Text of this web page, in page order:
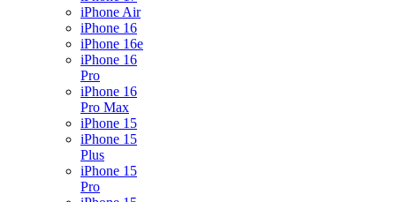
iPhone Air
iPhone 16
iPhone 16e
iPhone 16
Pro
iPhone 16
Pro Max
iPhone 15
iPhone 15
Plus
iPhone 15
Pro